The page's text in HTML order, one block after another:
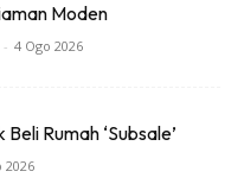
Moden
- 4 Ogo 2026
Rumah ‘Subsale’
2026